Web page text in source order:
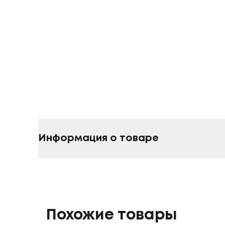
Информация о товаре
Похожие товары